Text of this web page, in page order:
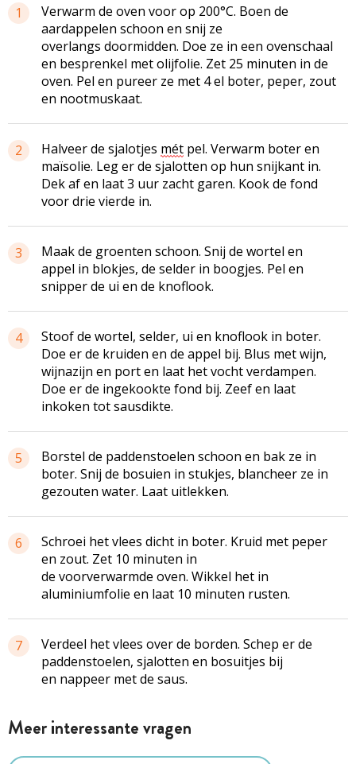
1
Verwarm de oven voor op 200°C. Boen de
aardappelen schoon en snij ze
overlangs doormidden. Doe ze in een ovenschaal
en besprenkel met olijfolie. Zet 25 minuten in de
oven. Pel en pureer ze met 4 el boter, peper, zout
en nootmuskaat.
2 Halveer de sjalotjes mét pel. Verwarm boter en
maïsolie. Leg er de sjalotten op hun snijkant in.
Dek af en laat 3 uur zacht garen. Kook de fond
voor drie vierde in.
3
Maak de groenten schoon. Snij de wortel en
appel in blokjes, de selder in boogjes. Pel en
snipper de ui en de knoflook.
4
Stoof de wortel, selder, ui en knoflook in boter.
Doe er de kruiden en de appel bij. Blus met wijn,
wijnazijn en port en laat het vocht verdampen.
Doe er de ingekookte fond bij. Zeef en laat
inkoken totsausdikte.
5
Borstel de paddenstoelen schoon en bak ze in
boter. Snij de bosuien in stukjes, blancheer ze in
gezouten water. Laat uitlekken.
6
Schroei het vlees dicht in boter. Kruid met peper
en zout. Zet 10 minuten in
de voorverwarmde oven. Wikkel het in
aluminiumfolie en laat 10 minuten rusten.
7
Verdeel het vlees over de borden. Schep er de
paddenstoelen, sjalotten en bosuitjes bij
en nappeer met de saus.
Meer interessante vragen